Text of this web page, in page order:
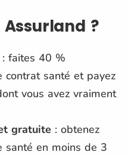
?
: faites 40 %
contrat santé et payez
vous avez vraiment
gratuite : obtenez
santé en moins de 3